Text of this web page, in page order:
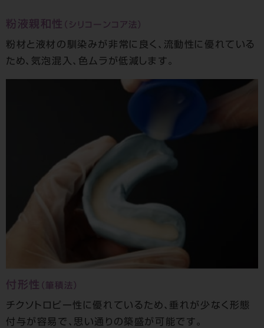
粉液親和性 （シリコーンコア法）
粉材と液材の馴染みが非常に良く、流動性に優れている
ため、 気泡混入、色ムラが低減します。
付形性 （筆積法）
チクソトロピー性に優れているため、垂れが少なく形態
付与が容易で、思い通りの築盛が可能です。